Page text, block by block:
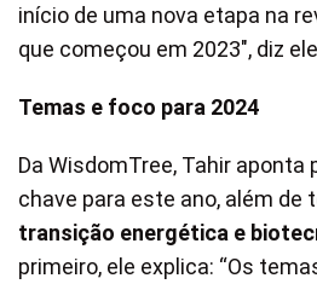
início de uma nova etapa na
que começou em 2023″, diz
Temas e foco para 2024
Da WisdomTree, Tahir
chave para este ano, além de
transição energética e
primeiro, ele explica: “Os